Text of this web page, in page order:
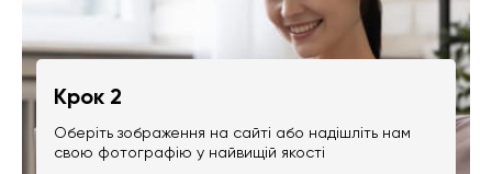
Крок 2
Оберіть зображення на сайті або надішліть нам
свою фотографію у найвищій якості